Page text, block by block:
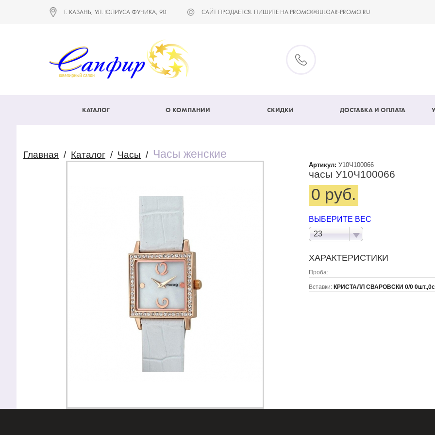
Г. КАЗАНЬ, УЛ. ЮЛИУСА ФУЧИКА, 90 САЙТ ПРОДАЕТСЯ. ПИШИТЕ НА PROMO@BULGAR-PROMO.RU
КАТАЛОГ О КОМПАНИИ СКИДКИ ДОСТАВКА И ОПЛАТА
Главная / Каталог / Часы / Часы женские
Артикул: У10Ч100066
часы У10Ч100066
0 руб.
ВЫБЕРИТЕ ВЕС
23
ХАРАКТЕРИСТИКИ
Проба:
Вставки: КРИСТАЛЛ СВАРОВСКИ 0/0